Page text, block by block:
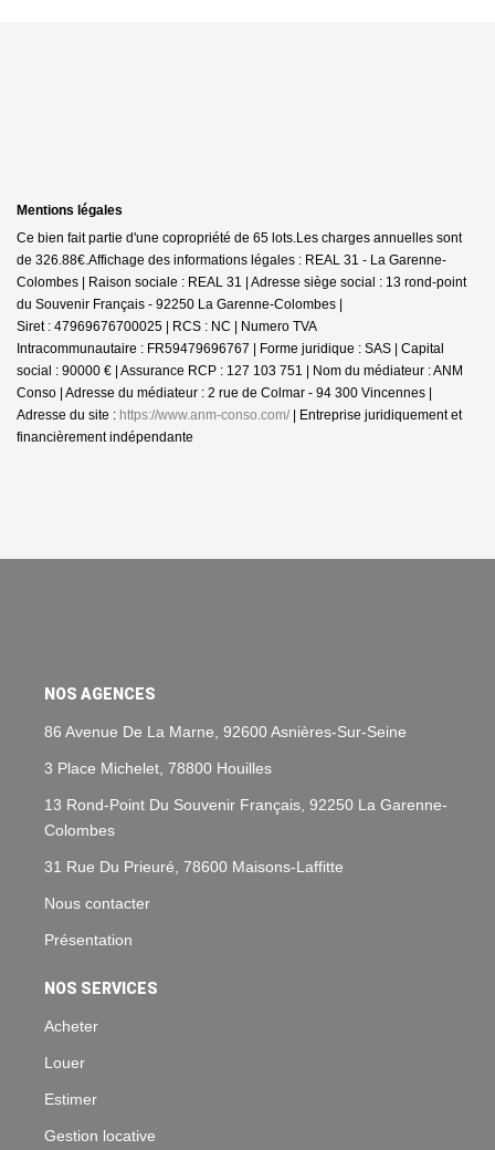
Mentions légales
Ce bien fait partie d'une copropriété de 65 lots.Les charges annuelles sont
de 326.88€. Affichage des informations légales : REAL 31 - La Garenne-
Colombes | Raison sociale : REAL 31 | Adresse siège social : 13 rond-point
du Souvenir Français - 92250 La Garenne-Colombes |
Siret : 47969676700025 | RCS : NC | Numero TVA
Intracommunautaire : FR59479696767 | Forme juridique : SAS | Capital
social : 90000 € | Assurance RCP : 127 103 751 | Nom du médiateur : ANM
Conso | Adresse du médiateur : 2 rue de Colmar - 94 300 Vincennes |
Adresse du site : https://www.anm-conso.com/ | Entreprise juridiquement et
financièrement indépendante
NOS AGENCES
86 Avenue De La Marne, 92600 Asnières-Sur-Seine
3 Place Michelet, 78800 Houilles
13 Rond-Point Du Souvenir Français, 92250 La Garenne-
Colombes
31 Rue Du Prieuré, 78600 Maisons-Laffitte
Nous contacter
Présentation
NOS SERVICES
Acheter
Louer
Estimer
Gestion locative